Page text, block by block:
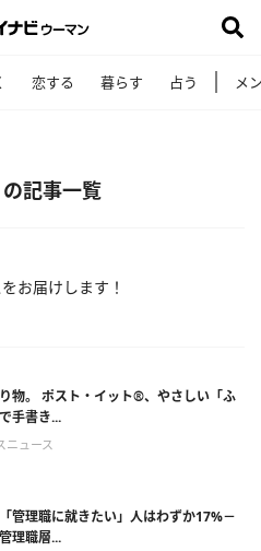
恋する 暮らす 占う メ
の記事一覧
お届けします！
物。 ポスト・イット®、やさしい「ふ
手書き...
ニュース
管理職に就きたい」人はわずか17%－
理職層...